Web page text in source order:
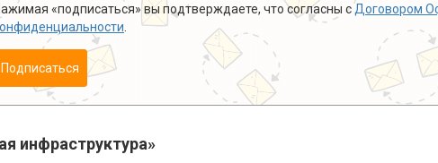
«подписаться» вы подтверждаете, что согласны с Договором
Подписаться
инфраструктура»